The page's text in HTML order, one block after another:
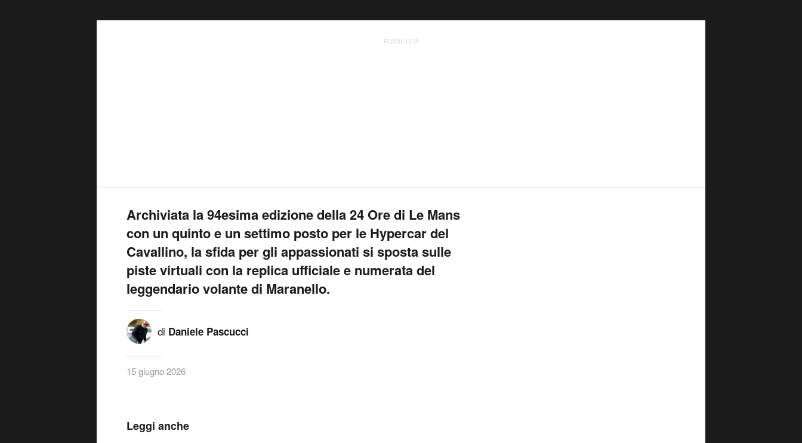
PUBBLICITÀ
Archiviata la 94esima edizione della 24 Ore di Le Mans
con un quinto e un settimo posto per le Hypercar del
Cavallino, la sfida per gli appassionati si sposta sulle
piste virtuali con la replica ufficiale e numerata del
leggendario volante di Maranello.
di Daniele Pascucci
15 giugno 2026
Leggi anche